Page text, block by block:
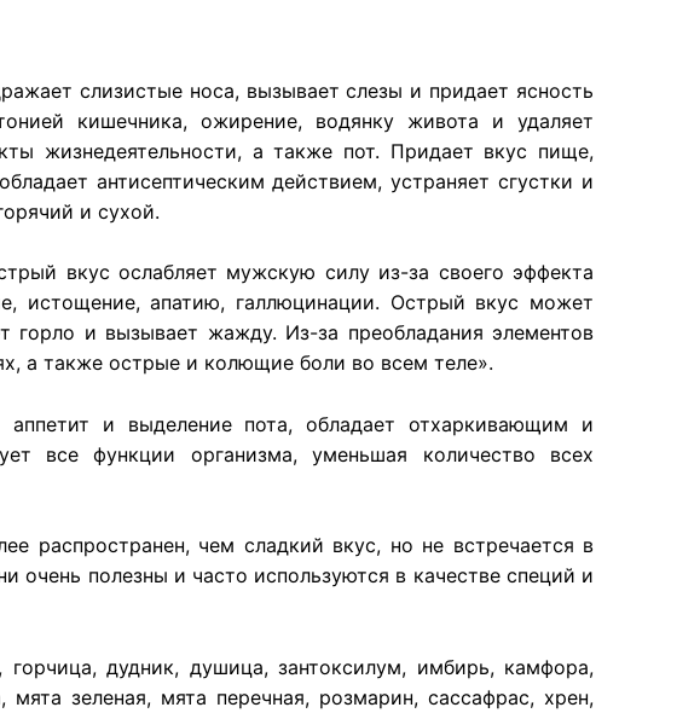
слизистые носа, вызывает слезы и придает ясность
кишечника, ожирение, водянку живота и удаляет
жизнедеятельности, а также пот. Придает вкус пище,
антисептическим действием, устраняет сгустки и
и сухой.
вкус ослабляет мужскую силу из-за своего эффекта
истощение, апатию, галлюцинации. Острый вкус может
горло и вызывает жажду. Из-за преобладания элементов
а также острые и колющие боли во всем теле».
и выделение пота, обладает отхаркивающим и
все функции организма, уменьшая количество всех
распространен, чем сладкий вкус, но не встречается в
очень полезны и часто используются в качестве специй и
дудник, душица, зантоксилум, имбирь, камфора,
зеленая, мята перечная, розмарин, сассафрас, хрен,